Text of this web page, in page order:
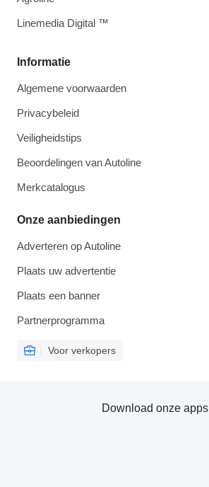
Informatie
Algemene voorwaarden
Privacybeleid
Veiligheidstips
Beoordelingen van Autoline
Merkcatalogus
Onze aanbiedingen
Adverteren op Autoline
Plaats uw advertentie
Plaats een banner
Partnerprogramma
Voor verkopers
Linemedia Digital ™
Download onze apps